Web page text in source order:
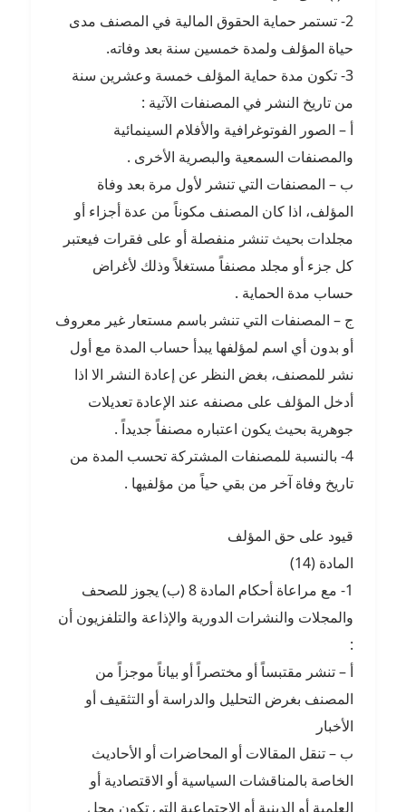
2- تستمر حماية الحقوق المالية في المصنف مدى
حياة المؤلف ولمدة خمسين سنة بعد وفاته.
3- تكون مدة حماية المؤلف خمسة وعشرين سنة
من تاريخ النشر في المصنفات الآتية :
أ – الصور الفوتوغرافية والأفلام السينمائية
والمصنفات السمعية والبصرية الأخرى .
ب – المصنفات التي تنشر لأول مرة بعد وفاة
المؤلف، اذا كان المصنف مكوناً من عدة أجزاء أو
مجلدات بحيث تنشر منفصلة أو على فقرات فيعتبر
كل جزء أو مجلد مصنفاً مستغلاً وذلك لأغراض
حساب مدة الحماية .
ج – المصنفات التي تنشر باسم مستعار غير معروف
أو بدون أي اسم لمؤلفها يبدأ حساب المدة مع أول
نشر للمصنف، بغض النظر عن إعادة النشر الا اذا
أدخل المؤلف على مصنفه عند الإعادة تعديلات
جوهرية بحيث يكون اعتباره مصنفاً جديداً .
4- بالنسبة للمصنفات المشتركة تحسب المدة من
تاريخ وفاة آخر من بقي حياً من مؤلفيها .
قيود على حق المؤلف
المادة (14)
1- مع مراعاة أحكام المادة 8 (ب) يجوز للصحف
والمجلات والنشرات الدورية والإذاعة والتلفزيون أن
:
أ – تنشر مقتبساً أو مختصراً أو بياناً موجزاً من
المصنف بغرض التحليل والدراسة أو التثقيف أو
الأخبار
ب – تنقل المقالات أو المحاضرات أو الأحاديث
الخاصة بالمناقشات السياسية أو الاقتصادية أو
العلمية أو الدينية أو الاجتماعية التي تكون محل